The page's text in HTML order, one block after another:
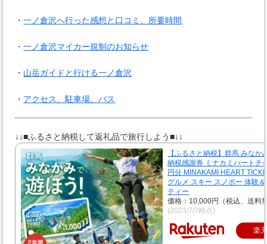
・一ノ倉沢へ行った感想と口コミ、所要時間
・一ノ倉沢マイカー規制のお知らせ
・ 山岳ガイドと行ける一ノ倉沢
・ アクセス、駐車場、バス
↓↓■ふるさと納税して返礼品で旅行しよう■↓↓
【ふるさと納税】群馬 みなか
納税感謝券 ミナカミハートチ
円分 MINAKAMI HEART
グルメ スキー スノボー 体験
ティー
価格：10,000円（税込、送料
(2023/7/7時点)
楽